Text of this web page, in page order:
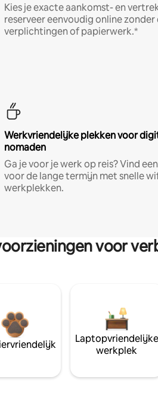
Kies je exacte aankomst- en
reserveer eenvoudig online zonder
verplichtingen of papierwerk.*
Werkvriendelijke plekken voor
nomaden
Ga je voor je werk op reis? Vind
voor de lange termijn met snelle
werkplekken.
voor
Laptopvriendelijke
werkplek